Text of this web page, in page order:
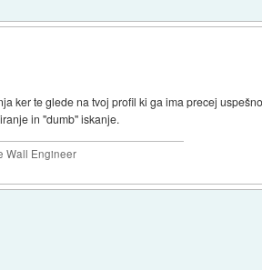
ker te glede na tvoj profil ki ga ima precej
in "dumb" iskanje.
Wall Engineer